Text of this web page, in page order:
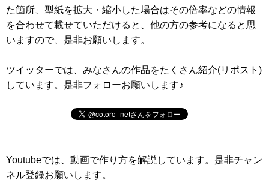
た箇所、型紙を拡大・縮小した場合はその倍率などの情報
を合わせて載せていただけると、他の方の参考になると思
いますので、是非お願いします。
ツイッターでは、みなさんの作品をたくさん紹介(リポスト)
しています。是非フォローお願いします♪
Youtubeでは、動画で作り方を解説しています。是非チャン
ネル登録お願いします。